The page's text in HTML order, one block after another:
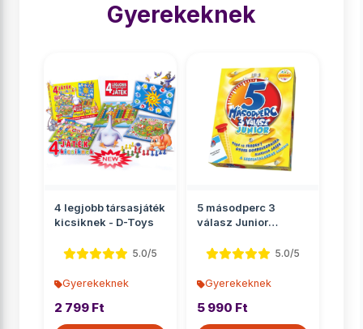
Gyerekeknek
4 legjobb társasjáték
kicsiknek - D-Toys
5.0/5
Gyerekeknek
2 799 Ft
5 másodperc 3
válasz Junior
5.0/5
Gyerekeknek
5 990 Ft